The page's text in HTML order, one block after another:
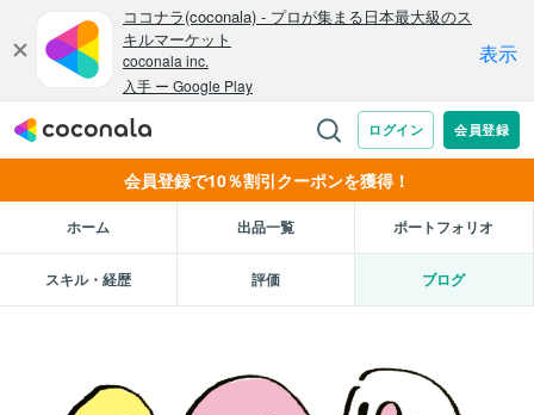
会員登録で10％割引クーポンを獲得！
ホーム 出品一覧 ポートフォリオ
スキル・経歴 評価 ブログ